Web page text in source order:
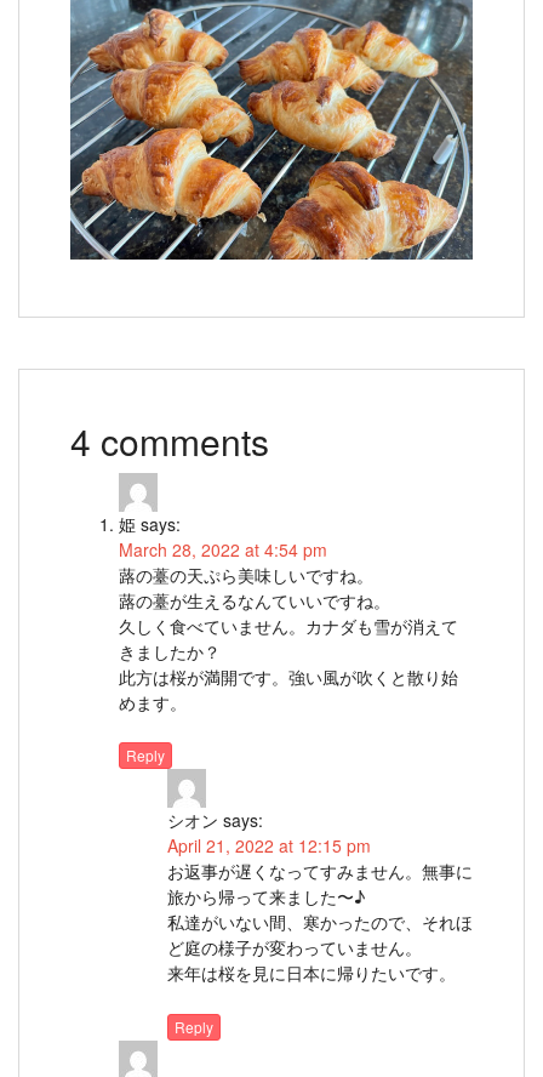
4 comments
姫 says:
March 28, 2022 at 4:54 pm
蕗の薹の天ぷら美味しいですね。
蕗の薹が生えるなんていいですね。
久しく食べていません。カナダも雪が消えて
きましたか？
此方は桜が満開です。強い風が吹くと散り始
めます。
Reply
シオン says:
April 21, 2022 at 12:15 pm
お返事が遅くなってすみません。無事に
旅から帰って来ました〜♪
私達がいない間、寒かったので、それほ
ど庭の様子が変わっていません。
来年は桜を見に日本に帰りたいです。
Reply